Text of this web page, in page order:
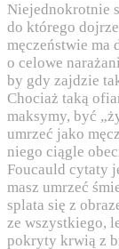
Niejednokrotnie
do którego
męczeństwie
o celowe
by gdy zajdzie
Chociaż taką
maksymy, być
umrzeć jako
niego ciągle
Foucauld cytaty
masz umrzeć
splata się z
ze wszystkiego,
pokryty krwią z